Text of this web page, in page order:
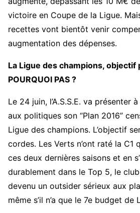
victoire en Coupe de la Ligue.
recettes vont bientôt venir
augmentation des dépenses.
La Ligue des champions, objectif
POURQUOI PAS ?
Le 24 juin, l’A.S.S.E. va présenter
aux politiques son “Plan 2016”
Ligue des champions. L’objectif
cordes. Les Verts n’ont raté la C1
ces deux dernières saisons et en
durablement dans le Top 5, le
devenu un outsider sérieux aux
même s’il n’a que le 7e budget de